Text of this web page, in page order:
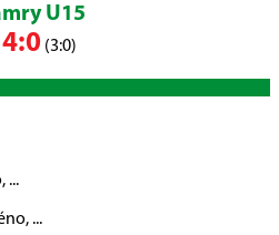
U15
4:0 (3:0)
...
...